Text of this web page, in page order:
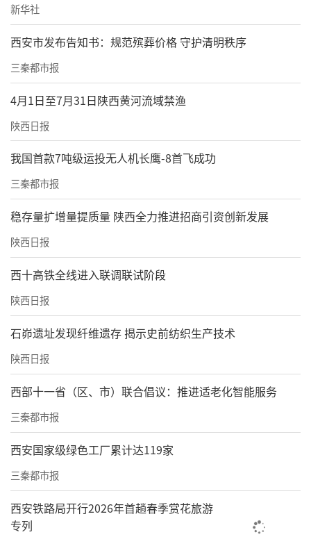
新华社
西安市发布告知书：规范殡葬价格 守护清明秩序
三秦都市报
4月1日至7月31日陕西黄河流域禁渔
陕西日报
我国首款7吨级运投无人机长鹰-8首飞成功
三秦都市报
稳存量扩增量提质量 陕西全力推进招商引资创新发展
陕西日报
西十高铁全线进入联调联试阶段
陕西日报
石峁遗址发现纤维遗存 揭示史前纺织生产技术
陕西日报
西部十一省（区、市）联合倡议：推进适老化智能服务
三秦都市报
西安国家级绿色工厂累计达119家
三秦都市报
西安铁路局开行2026年首趟春季赏花旅游
专列